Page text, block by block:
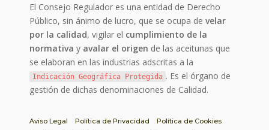
El Consejo Regulador es una entidad de Derecho
Público, sin ánimo de lucro, que se ocupa develar
por la calidad, vigilar el cumplimiento de la
normativa y avalar el origen de las aceitunas que
se elaboran en las industrias adscritas a la
Indicación Geográfica Protegida . Es el órgano de
gestión de dichas denominaciones de Calidad.
Aviso Legal Política de Privacidad
Política de Cookies